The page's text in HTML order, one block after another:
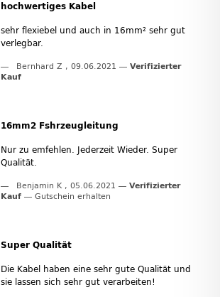
hochwertiges Kabel
sehr flexiebel und auch in 16mm² sehr gut
verlegbar.
Bernhard Z , 09.06.2021
Verifizierter
Kauf
16mm2 Fshrzeugleitung
Nur zu emfehlen. Jederzeit Wieder. Super
Qualität.
Benjamin K , 05.06.2021
Verifizierter
Kauf
Gutschein erhalten
Super Qualität
Die Kabel haben eine sehr gute Qualität und
sie lassen sich sehr gut verarbeiten!